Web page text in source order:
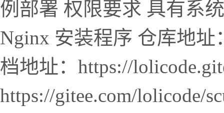
例部署 权限要求 具有系
Nginx 安装程序 仓库地址
档地址：https://
https://gitee.com/lolicode/